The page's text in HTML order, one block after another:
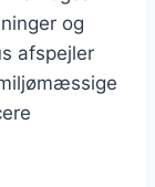
og
afspejler